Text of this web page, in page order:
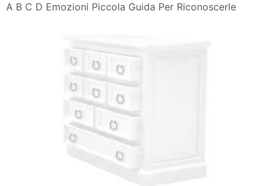
A B C D Emozioni Piccola Guida Per Riconoscerle